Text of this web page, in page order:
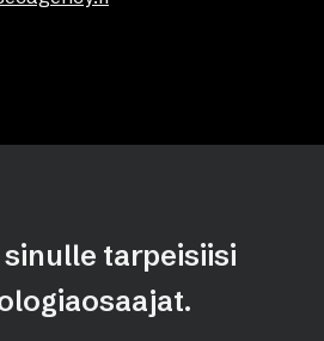
tarpeisiisi